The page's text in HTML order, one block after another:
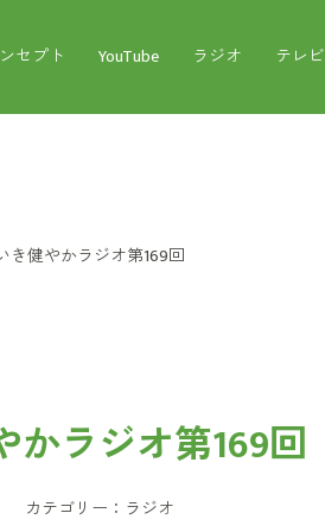
セプト YouTube ラジオ テレビ
き健やかラジオ第169回
かラジオ第169回
カテゴリー： ラジオ